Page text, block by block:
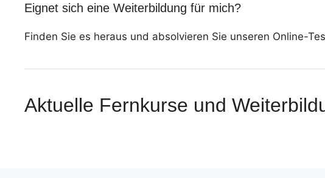
Eignet sich eine Weiterbildung für mich?
Finden Sie es heraus und absolvieren Sie unseren Online-
Aktuelle Fernkurse und